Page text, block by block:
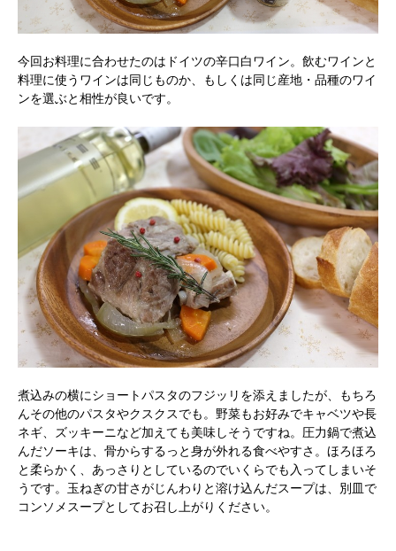
今回お料理に合わせたのはドイツの辛口白ワイン。飲むワインと
料理に使うワインは同じものか、もしくは同じ産地・品種のワイ
ンを選ぶと相性が良いです。
煮込みの横にショートパスタのフジッリを添えましたが、もちろ
んその他のパスタやクスクスでも。野菜もお好みでキャベツや長
ネギ、ズッキーニなど加えても美味しそうですね。圧力鍋で煮込
んだソーキは、骨からするっと身が外れる食べやすさ。ほろほろ
と柔らかく、あっさりとしているのでいくらでも入ってしまいそ
うです。玉ねぎの甘さがじんわりと溶け込んだスープは、別皿で
コンソメスープとしてお召し上がりください。